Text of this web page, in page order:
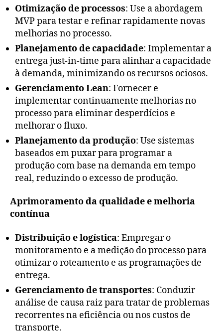
Otimização de processos: Use a abordagem
MVP para testar e refinar rapidamente novas
melhorias no processo.
Planejamento de capacidade: Implementar a
entrega just-in-time para alinhar a capacidade
à demanda, minimizando os recursos ociosos.
Gerenciamento Lean: Fornecer e
implementar continuamente melhorias no
processo para eliminar desperdícios e
melhorar o fluxo.
Planejamento da produção: Use sistemas
baseados em puxar para programar a
produção com base na demanda em tempo
real, reduzindo o excesso de produção.
Aprimoramento da qualidade e melhoria
contínua
Distribuição e logística: Empregar o
monitoramento e a medição do processo para
otimizar o roteamento e as programações de
entrega.
Gerenciamento de transportes: Conduzir
análise de causa raiz para tratar de problemas
recorrentes na eficiência ou nos custos de
transporte.